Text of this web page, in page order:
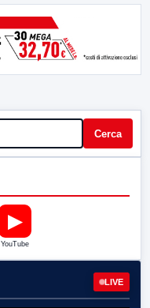
Cerca
▶
YouTube
LIVE